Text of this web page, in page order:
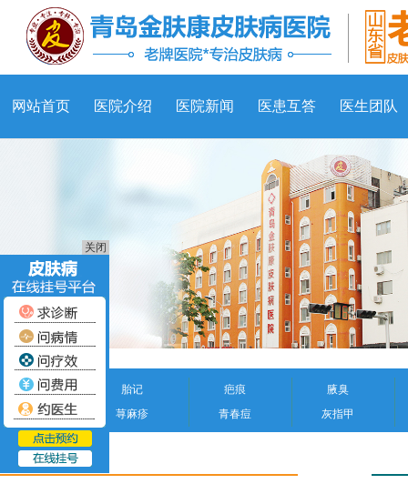
网站首页 医院介绍 医院新闻 医患互答 医生团队
胎记 疤痕
腋臭
荨麻疹
青春痘 灰指甲
过敏
关闭